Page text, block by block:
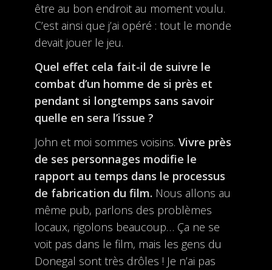
être au bon endroit au moment voulu.
C’est ainsi que j’ai opéré : tout le monde
devait jouer le jeu.
Quel effet cela fait-il de suivre le
combat d’un homme de si près et
pendant si longtemps sans savoir
quelle en sera l’issue ?
John et moi sommes voisins. Vivre près
de ses personnages modifie le
rapport au temps dans le processus
de fabrication du film. Nous allons au
même pub, parlons des problèmes
locaux, rigolons beaucoup… Ça ne se
voit pas dans le film, mais les gens du
Donegal sont très drôles ! Je n’ai pas